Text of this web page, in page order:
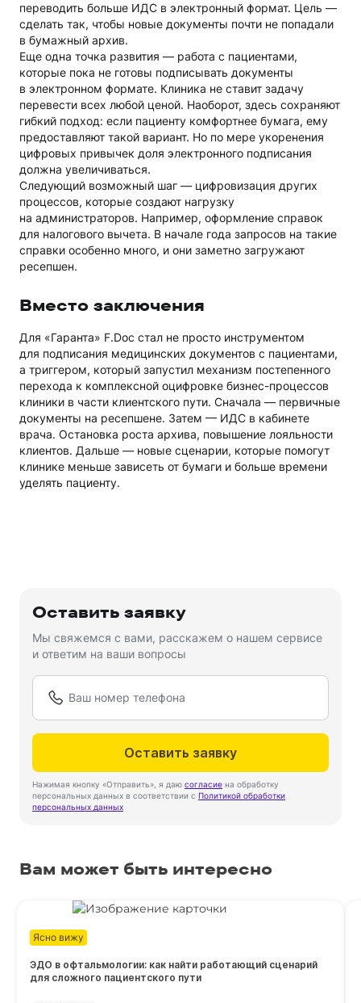
переводить больше ИДС в электронный формат. Цель —
сделать так, чтобы новые документы почти не попадали
в бумажный архив.
Еще одна точка развития — работа с пациентами,
которые пока не готовы подписывать документы
в электронном формате. Клиника не ставит задачу
перевести всех любой ценой. Наоборот, здесь сохраняют
гибкий подход: если пациенту комфортнее бумага, ему
предоставляют такой вариант. Но по мере укоренения
цифровых привычек доля электронного подписания
должна увеличиваться.
Следующий возможный шаг — цифровизация других
процессов, которые создают нагрузку
на администраторов. Например, оформление справок
для налогового вычета. В начале года запросов на такие
справки особенно много, и они заметно загружают
ресепшен.
Вместо заключения
Для «Гаранта» F.Doc стал не просто инструментом
для подписания медицинских документов с пациентами,
а триггером, который запустил механизм постепенного
перехода к комплексной оцифровке бизнес-процессов
клиники в части клиентского пути. Сначала — первичные
документы на ресепшене. Затем — ИДС в кабинете
врача. Остановка роста архива, повышение лояльности
клиентов. Дальше — новые сценарии, которые помогут
клинике меньше зависеть от бумаги и больше времени
уделять пациенту.
Оставить заявку
Мы свяжемся с вами, расскажем о нашем сервисе
и ответим на ваши вопросы
Оставить заявку
Нажимая кнопку «Отправить», я даю согласие на обработку
персональных данных в соответствии с Политикой обработки
персональных данных
Вам может быть интересно
Ясно вижу
ЭДО в офтальмологии: как найти работающий сценарий
для сложного пациентского пути